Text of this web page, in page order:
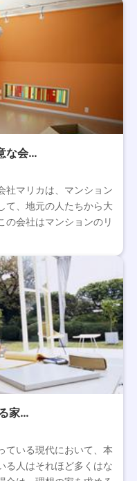
な会…
社マリカは、マンション
て、地元の人たちから大
の会社はマンションのリ
家…
ている現代において、本
る人はそれほど多くはな